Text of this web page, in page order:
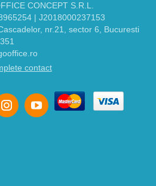
CONCEPT S.R.L.
| J2018000237153
nr.21, sector 6, Bucuresti
contact